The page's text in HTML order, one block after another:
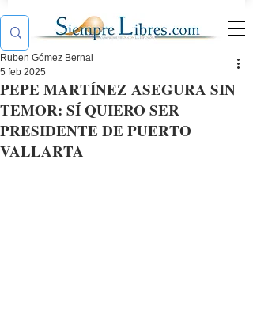
PEPE MARTÍNEZ ASEGURA SIN
TEMOR: SÍ QUIERO SER
PRESIDENTE DE PUERTO
VALLARTA
Ruben Gómez Bernal
5 feb 2025